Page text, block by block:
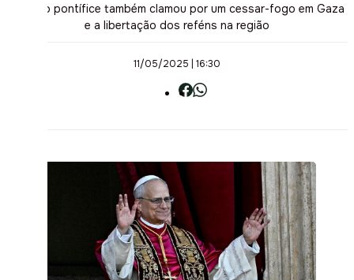
O sumo pontífice também clamou por um cessar-fogo em Gaza
e a libertação dos reféns na região
11/05/2025 | 16:30